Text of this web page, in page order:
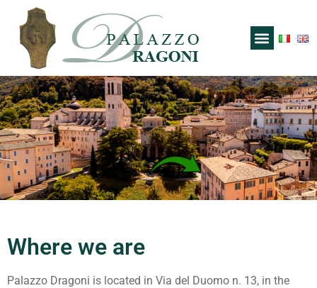
Where we are
Palazzo Dragoni is located in Via del Duomo n. 13, in the